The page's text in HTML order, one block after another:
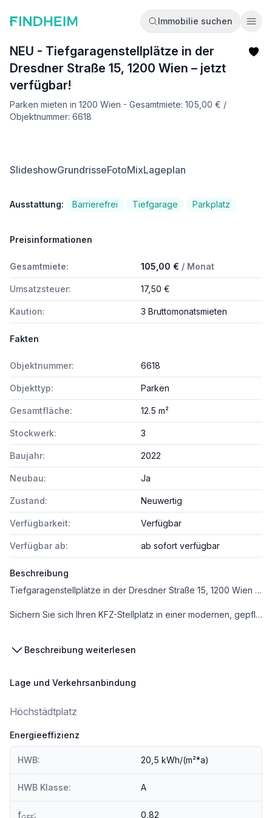
Immobilie suchen
NEU - Tiefgaragenstellplätze in der
Dresdner Straße 15, 1200 Wien – jetzt
verfügbar!
Parken mieten in 1200 Wien - Gesamtmiete: 105,00 € /
Objektnummer: 6618
SlideshowGrundrisseFotoMixLageplan
Ausstattung: Barrierefrei Tiefgarage Parkplatz
Preisinformationen
Gesamtmiete: 105,00 € / Monat
Umsatzsteuer: 17,50 €
Kaution: 3 Bruttomonatsmieten
Fakten
Objektnummer: 6618
Objekttyp: Parken
Gesamtfläche: 12.5 m²
Stockwerk: 3
Baujahr: 2022
Neubau: Ja
Zustand: Neuwertig
Verfügbarkeit: Verfügbar
Verfügbar ab: ab sofort verfügbar
Beschreibung
Tiefgaragenstellplätze in der Dresdner Straße 15, 1200 Wien – jetzt verfügbar!
Sichern Sie sich Ihren KFZ-Stellplatz in einer modernen, gepflegten Tiefgarage im 20. Bezirk.
Highlights & Ausstattung
(Schlüssel & Funkfernbedienung inklusive)
• Saubere, moderne Anlage mit guter Belüftung
• Komfortable Ein- und Ausfahrt
• U6 Dresdner Straße ca. 350 m entfernt
Beschreibung weiterlesen
Lage und Verkehrsanbindung
Höchstädtplatz
Energieeffizienz
HWB: 20,5 kWh/(m²*a)
HWB Klasse: A
f : 0,82